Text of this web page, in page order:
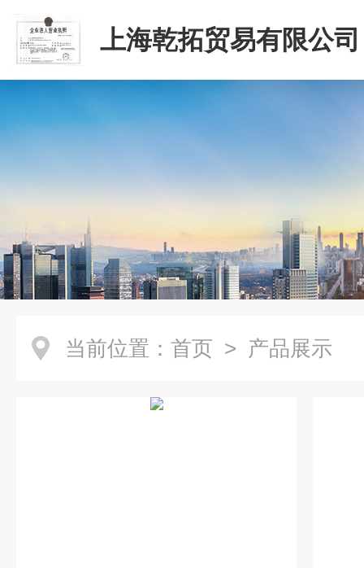
上海乾拓贸易有限公司
当前位置： 首页 > 产品展示